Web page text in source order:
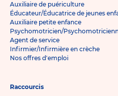
Auxiliaire de puériculture
Éducateur/Éducatrice de jeunes
Auxiliaire petite enfance
Psychomotricien/
Agent de service
Infirmier/Infirmière en crèche
Nos offres d'emploi
Raccourcis